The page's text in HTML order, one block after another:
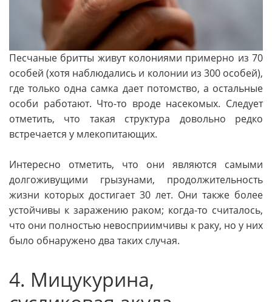
Песчаные бритты живут колониями примерно из 70
особей (хотя наблюдались и колонии из 300 особей),
где только одна самка дает потомство, а остальные
особи работают. Что-то вроде насекомых. Следует
отметить, что такая структура довольно редко
встречается у млекопитающих.
Интересно отметить, что они являются самыми
долгоживущими грызунами, продолжительность
жизни которых достигает 30 лет. Они также более
устойчивы к заражению раком; когда-то считалось,
что они полностью невосприимчивы к раку, но у них
было обнаружено два таких случая.
4. Мицукурина,